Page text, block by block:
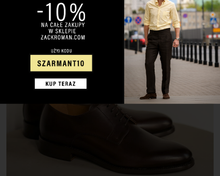
jednocześnie proste i skomplikowane. Jest to swego rodzaju
niedbalstwo i łamanie modowych reguł, ale co najważniejsze –
jest to świadome niedbalstwo, którego celem jest przede
wszystkim wyrażenie siebie. Rozpięcie koszuli […]